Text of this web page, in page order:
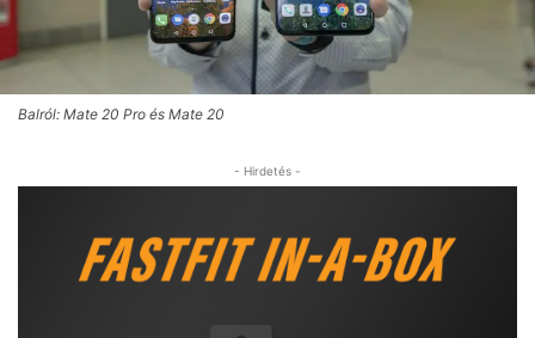
Balról: Mate 20 Pro és Mate 20
- Hirdetés -